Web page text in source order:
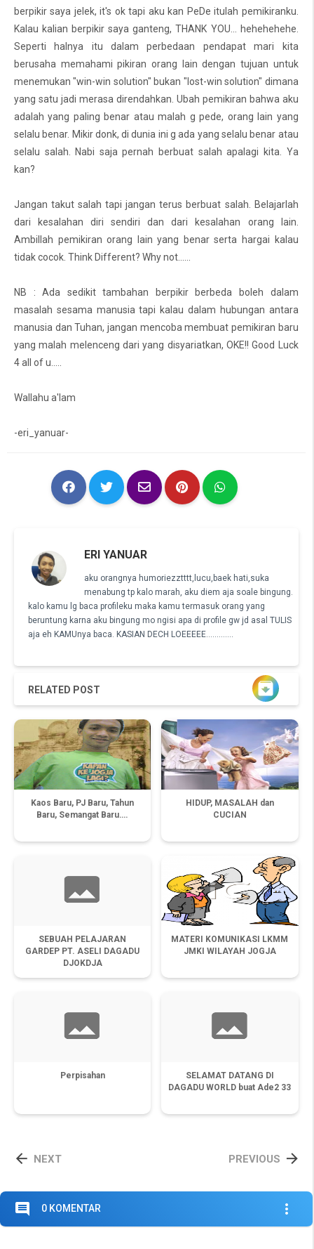
berpikir saya jelek, it's ok tapi aku kan PeDe itulah pemikiranku.
Kalau kalian berpikir saya ganteng, THANK YOU... hehehehehe.
Seperti halnya itu dalam perbedaan pendapat mari kita
berusaha memahami pikiran orang lain dengan tujuan untuk
menemukan "win-win solution" bukan "lost-win solution" dimana
yang satu jadi merasa direndahkan. Ubah pemikiran bahwa aku
adalah yang paling benar atau malah g pede, orang lain yang
selalu benar. Mikir donk, di dunia ini g ada yang selalu benar atau
selalu salah. Nabi saja pernah berbuat salah apalagi kita. Ya
kan?
Jangan takut salah tapi jangan terus berbuat salah. Belajarlah
dari kesalahan diri sendiri dan dari kesalahan orang lain.
Ambillah pemikiran orang lain yang benar serta hargai kalau
tidak cocok. Think Different? Why not......
NB : Ada sedikit tambahan berpikir berbeda boleh dalam
masalah sesama manusia tapi kalau dalam hubungan antara
manusia dan Tuhan, jangan mencoba membuat pemikiran baru
yang malah melenceng dari yang disyariatkan, OKE!! Good Luck
4 all of u.....
Wallahu a'lam
-eri_yanuar-
ERI YANUAR
aku orangnya humoriezztttt,lucu,baek hati,suka
menabung tp kalo marah, aku diem aja soale bingung.
kalo kamu lg baca profileku maka kamu termasuk orang yang
beruntung karna aku bingung mo ngisi apa di profile gw jd asal TULIS
aja eh KAMUnya baca. KASIAN DECH LOEEEEE.............

RELATED POST
Kaos Baru, PJ Baru, Tahun
Baru, Semangat Baru….
HIDUP, MASALAH dan
CUCIAN
SEBUAH PELAJARAN
GARDEP PT. ASELI DAGADU
DJOKDJA
MATERI KOMUNIKASI LKMM
JMKI WILAYAH JOGJA
Perpisahan
SELAMAT DATANG DI
DAGADU WORLD buat Ade2 33
 NEXT 
PREVIOUS
comment 0 KOMENTAR more_vert